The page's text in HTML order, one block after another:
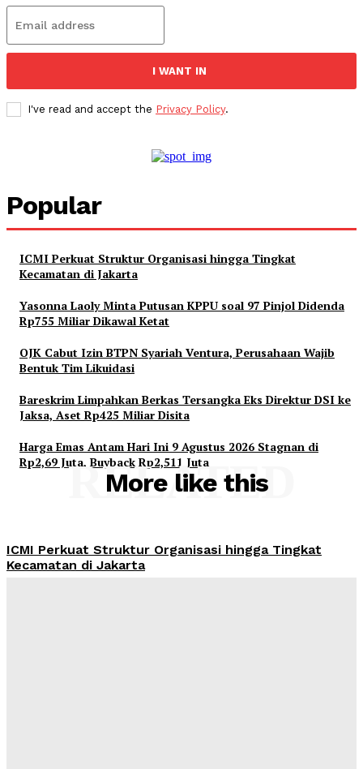
I WANT IN
I've read and accept the Privacy Policy.
Popular
ICMI Perkuat Struktur Organisasi hingga Tingkat
Kecamatan di Jakarta
Yasonna Laoly Minta Putusan KPPU soal 97 Pinjol Didenda
Rp755 Miliar Dikawal Ketat
OJK Cabut Izin BTPN Syariah Ventura, Perusahaan Wajib
Bentuk Tim Likuidasi
Bareskrim Limpahkan Berkas Tersangka Eks Direktur DSI ke
Jaksa, Aset Rp425 Miliar Disita
Harga Emas Antam Hari Ini 9 Agustus 2026 Stagnan di
Rp2,69 Juta, Buyback Rp2,511 Juta
More like this
RELATED
ICMI Perkuat Struktur Organisasi hingga Tingkat
Kecamatan di Jakarta